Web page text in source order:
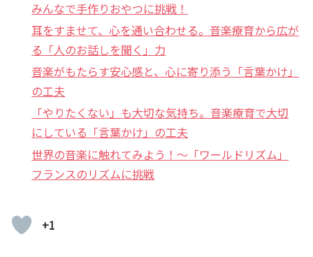
みんなで手作りおやつに挑戦！
耳をすませて、心を通い合わせる。音楽療育から広が
る「人のお話しを聞く」力
音楽がもたらす安心感と、心に寄り添う「言葉かけ」
の工夫
「やりたくない」も大切な気持ち。音楽療育で大切
にしている「言葉かけ」の工夫
世界の音楽に触れてみよう！〜「ワールドリズム」
フランスのリズムに挑戦
+1